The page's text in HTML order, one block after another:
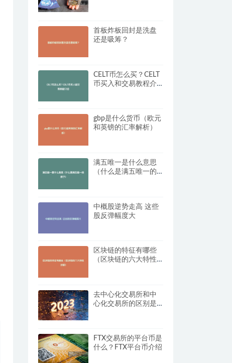
首板炸板回封是洗盘
还是吸筹？
CELT币怎么买？CELT
币买入和交易教程介
gbp是什么货币（欧元
和英镑的汇率解析）
满五唯一是什么意思
（什么是满五唯一的
中概股逆势走高 这些
股反弹幅度大
区块链的特征有哪些
（区块链的六大特性
去中心化交易所和中
心化交易所的区别是
FTX交易所的平台币是
什么？FTX平台币介绍